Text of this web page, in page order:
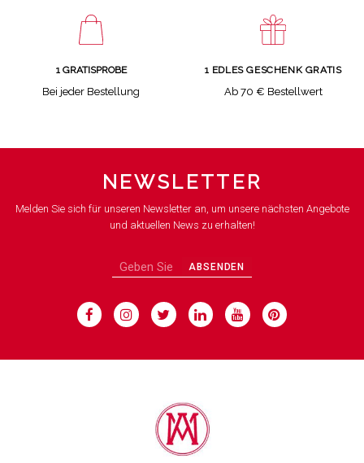
1 GRATISPROBE
Bei jeder Bestellung
1 EDLES GESCHENK GRATIS
Ab 70 € Bestellwert
NEWSLETTER
Melden Sie sich für unseren Newsletter an, um unsere nächsten Angebote
und aktuellen News zu erhalten!
ABSENDEN